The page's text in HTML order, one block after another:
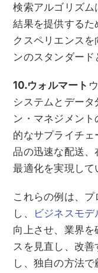
検索アルゴリズ
結果を提供する
クスペリエンス
ンのスタンダード
10.ウォルマート
システムとデー
ン・マネジメン
的なサプライチ
品の迅速な配送
最適化を実現して
これらの例は、
し、
ビジネスモ
向上させ、業界
スを見直し、改
し、独自の方法